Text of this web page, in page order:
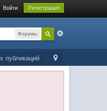
Войти Регистрация
Форумы
публикаций